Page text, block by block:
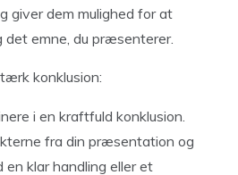
giver dem mulighed for at
det emne, du præsenterer.
konklusion:
i en kraftfuld konklusion.
fra din præsentation og
en klar handling eller et